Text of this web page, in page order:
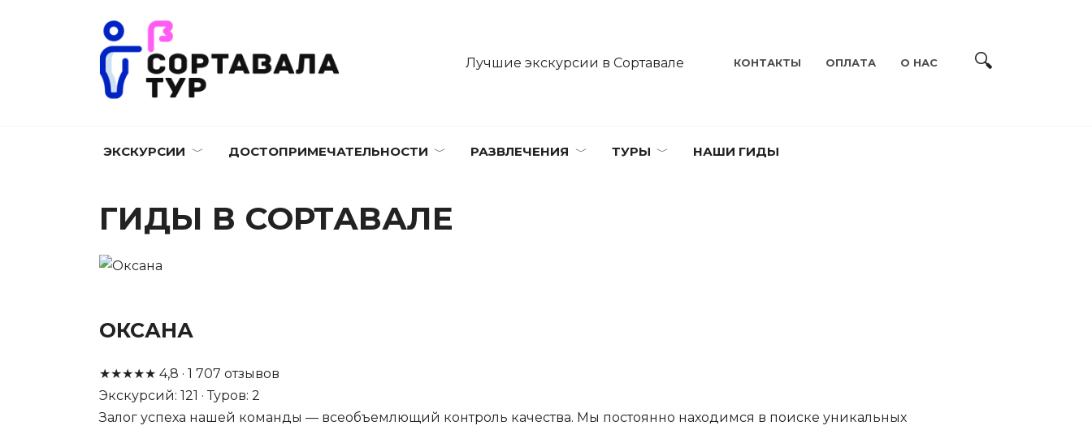
Лучшие экскурсии в Сортавале
КОНТАКТЫ ОПЛАТА О НАС
ЭКСКУРСИИ ДОСТОПРИМЕЧАТЕЛЬНОСТИ РАЗВЛЕЧЕНИЯ ТУРЫ НАШИ ГИДЫ
ГИДЫ В СОРТАВАЛЕ
ОКСАНА
★★★★★ 4,8 · 1 707 отзывов
Экскурсий: 121 · Туров: 2
Залог успеха нашей команды — всеобъемлющий контроль качества. Мы постоянно находимся в поиске уникальных